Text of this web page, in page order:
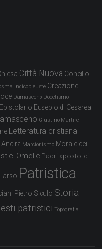
Città Nuova Concilio
Indicopleuste Creazione
Damasceno Docetismo
Epistolario Eusebio di Cesarea
Giustino Martire
Letteratura cristiana
Ancira Marcionismo Morale dei
Omelie Padri apostolici
Patristica
Pietro Siculo Storia
patristici Topografia